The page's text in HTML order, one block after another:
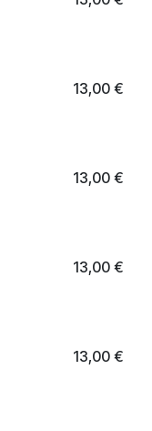
13,00€
13,00€
13,00€
13,00€